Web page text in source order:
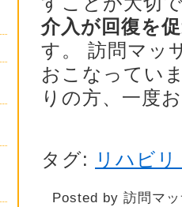
介入が回復を
す。 訪問マッ
おこなってい
りの方、一度
タグ: リハビ
Posted by 訪問マ